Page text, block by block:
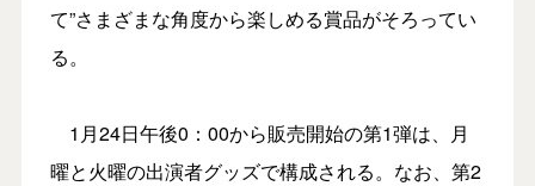
て”さまざまな角度から楽しめる賞品がそろってい
る。
1月24日午後0：00から販売開始の第1弾は、月
曜と火曜の出演者グッズで構成される。なお、第2